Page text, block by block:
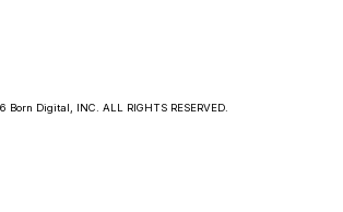
Born Digital, INC. ALL RIGHTS RESERVED.